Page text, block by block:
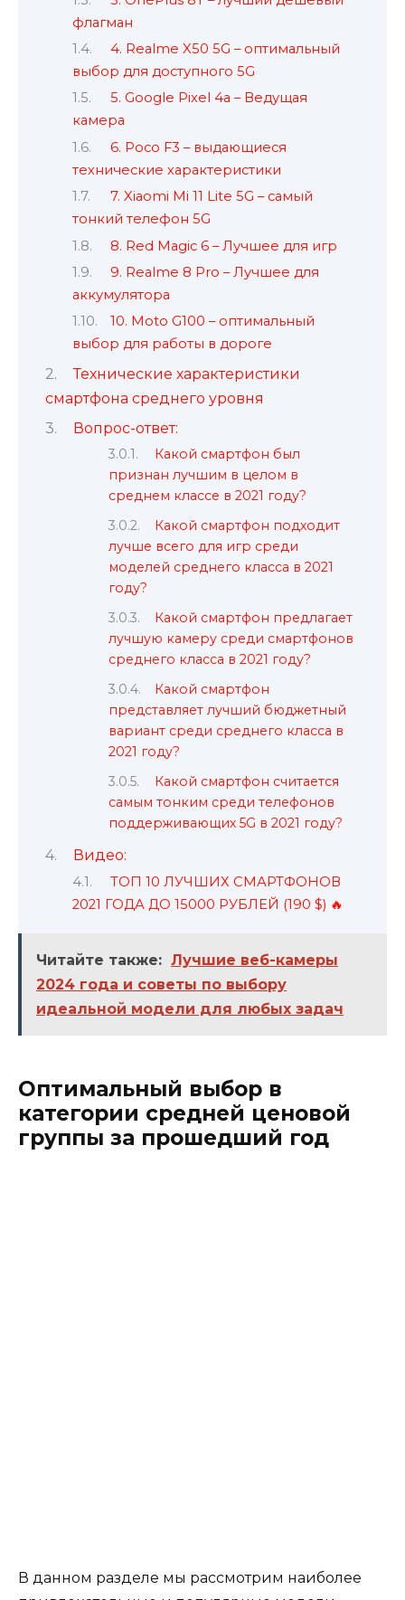
флагман
4. Realme X50 5G – оптимальный
выбор для доступного 5G
5. Google Pixel 4a – Ведущая
камера
6. Poco F3 – выдающиеся
технические характеристики
7. Xiaomi Mi 11 Lite 5G – самый
тонкий телефон 5G
8. Red Magic 6 – Лучшее для игр
9. Realme 8 Pro – Лучшее для
аккумулятора
10. Moto G100 – оптимальный
выбор для работы в дороге
Технические характеристики
смартфона среднего уровня
Вопрос-ответ:
Какой смартфон был
признан лучшим в целом в
среднем классе в 2021 году?
Какой смартфон подходит
лучше всего для игр среди
моделей среднего класса в 2021
году?
Какой смартфон предлагает
лучшую камеру среди смартфонов
среднего класса в 2021 году?
Какой смартфон
представляет лучший бюджетный
вариант среди среднего класса в
2021 году?
Какой смартфон считается
самым тонким среди телефонов
поддерживающих 5G в 2021 году?
Видео:
ТОП 10 ЛУЧШИХ СМАРТФОНОВ
2021 ГОДА ДО 15000 РУБЛЕЙ (190 $) 🔥
Читайте также: Лучшие веб-камеры
2024 года и советы по выбору
идеальной модели для любых задач
Оптимальный выбор в
категории средней ценовой
группы за прошедший год
В данном разделе мы рассмотрим наиболее